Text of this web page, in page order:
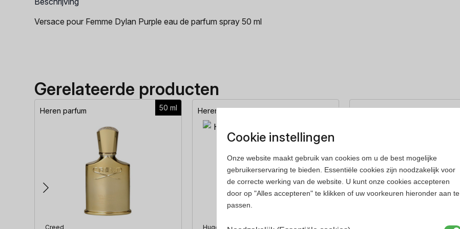
Versace pour Femme Dylan Purple eau de parfum spray 50 ml
Gerelateerde producten
50 ml
Heren parfum
Creed
Heren parfum
Hugo Boss
Heren parfum
Cookie instellingen
Onze website maakt gebruik van cookies om u de best mogelijke
gebruikerservaring te bieden. Essentiële cookies zijn noodzakelijk voor
de correcte werking van de website. U kunt onze cookies accepteren
door op "Alles accepteren" te klikken of uw voorkeuren hieronder aan te
passen.